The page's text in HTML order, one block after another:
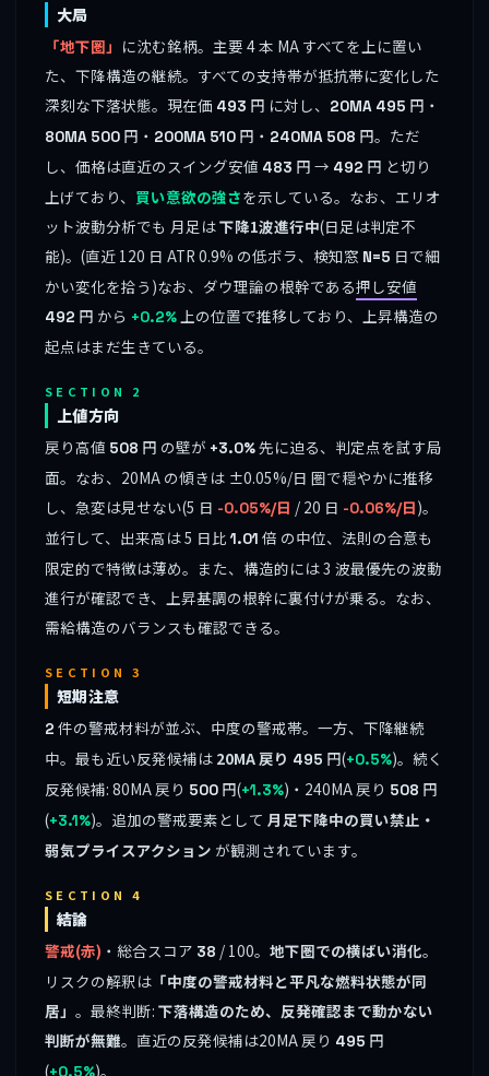
大局
「地下圏」 に沈む銘柄。主要 4 本 MA すべてを上に置い
た、下降構造の継続。すべての支持帯が抵抗帯に変化した
深刻な下落状態。現在価 493 円 に対し、 20MA 495 円・
80MA 500 円・ 200MA 510 円・ 240MA 508 円。ただ
し、価格は直近のスイング安値 483 円 → 492 円 と切り
上げており、 買い意欲の強さを示している。なお、エリオ
ット波動分析でも 月足は下降1波進行中(日足は判定不
能)。(直近 120 日 ATR 0.9% の低ボラ、検知窓 N=5 日で細
かい変化を拾う)なお、ダウ理論の根幹である押し安値
492 円 から +0.2%上の位置で推移しており、上昇構造の
起点はまだ生きている。
SECTION 2
上値方向
戻り高値 508 円 の壁が +3.0%先に迫る、判定点を試す局
面。なお、20MA の傾きは ±0.05%/日 圏で穏やかに推移
し、急変は見せない(5 日 -0.05%/日 / 20 日 -0.06%/日)。
並行して、出来高は 5 日比1.01 倍 の中位、法則の合意も
限定的で特徴は薄め。また、構造的には 3 波最優先の波動
進行が確認でき、上昇基調の根幹に裏付けが乗る。なお、
需給構造のバランスも確認できる。
SECTION 3
短期注意
2 件の警戒材料が並ぶ、中度の警戒帯。一方、下降継続
中。最も近い反発候補は 20MA 戻り 495 円(+0.5%)。続く
反発候補: 80MA 戻り 500 円(+1.3%)・240MA 戻り 508 円
(+3.1%)。追加の警戒要素として 月足下降中の買い禁止・
弱気プライスアクション が観測されています。
SECTION 4
結論
警戒(赤) ・総合スコア 38 / 100。 地下圏での横ばい消化。
リスクの解釈は 「中度の警戒材料と平凡な燃料状態が同
居」 。最終判断: 下落構造のため、反発確認まで動かない
判断が無難。直近の反発候補は20MA 戻り 495 円
(+0.5%)。